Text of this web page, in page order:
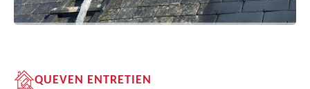
QUEVEN ENTRETIEN